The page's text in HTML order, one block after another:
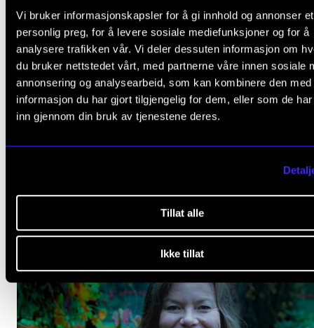
Vi bruker informasjonskapsler for å gi innhold og annonser et
personlig preg, for å levere sosiale mediefunksjoner og for å
analysere trafikken vår. Vi deler dessuten informasjon om
du bruker nettstedet vårt, med partnerne våre innen sosiale
annonsering og analysearbeid, som kan kombinere den med
informasjon du har gjort tilgjengelig for dem, eller som de
inn gjennom din bruk av tjenestene deres.
Tillat alle
Ikke tillat
Buddy-priser til Maja S. K. Ratkje og Solveig
9. des. 2020